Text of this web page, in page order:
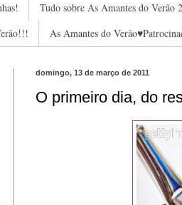
Tudo sobre As Amantes do Verão
As Amantes do
domingo, 13 de março de 2011
O primeiro dia, do